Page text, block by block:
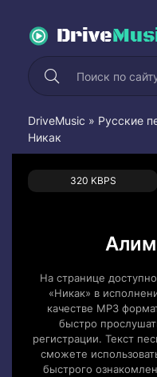
Drive
DriveMusic » Русские
Никак
320 KBPS
0
Алим
На странице
«Никак» в
качестве MP3
быстро
регистрации. Текст
сможете
быстрого